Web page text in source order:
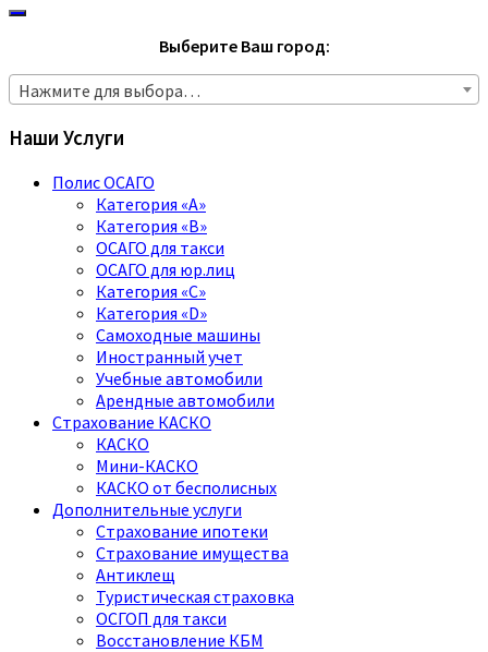
Выберите Ваш город:
Нажмите для выбора…
Наши Услуги
Полис ОСАГО
Категория «A»
Категория «B»
ОСАГО для такси
ОСАГО для юр.лиц
Категория «C»
Категория «D»
Самоходные машины
Иностранный учет
Учебные автомобили
Арендные автомобили
Страхование КАСКО
КАСКО
Мини-КАСКО
КАСКО от бесполисных
Дополнительные услуги
Страхование ипотеки
Страхование имущества
Антиклещ
Туристическая страховка
ОСГОП для такси
Восстановление КБМ